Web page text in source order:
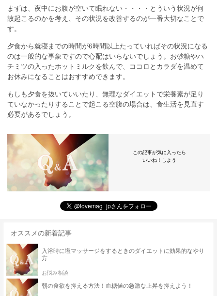
まずは、夜中にお腹が空いて眠れない・・・・とういう状況が何
故起こるのかを考え、その状況を改善するのが一番大切なことで
す。
夕食から就寝までの時間が6時間以上たっていればその状況になる
のは一般的な事象ですので心配はいらないでしょう。お砂糖やハ
チミツの入ったホットミルクを飲んで、ココロとカラダを温めて
お休みになることはおすすめできます。
もしも夕食を抜いていいたり、無理なダイエットで栄養素が足り
ていなかったりすることで起こる空腹の場合は、食生活を見直す
必要があるでしょう。
この記事が気に入ったら
いいね！しよう
オススメの新着記事
入浴時に塩マッサージをするときのダイエットに効果的なやり
方
お悩み相談
朝の食欲を抑える方法！血糖値の急激な上昇を抑えよう！